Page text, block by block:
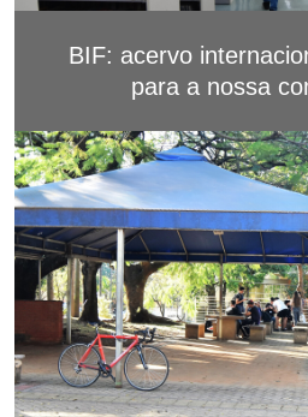
BIF: acervo
para a nossa